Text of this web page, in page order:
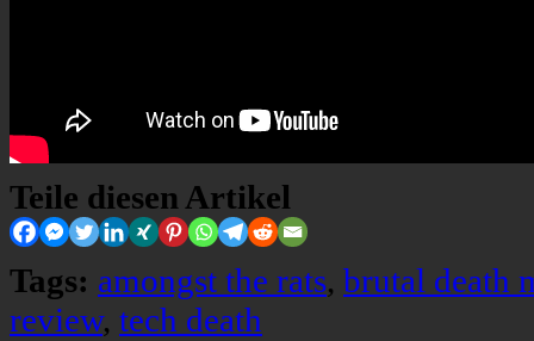
Teile diesen Artikel
Tags: amongst the rats, brutal death
review, tech death